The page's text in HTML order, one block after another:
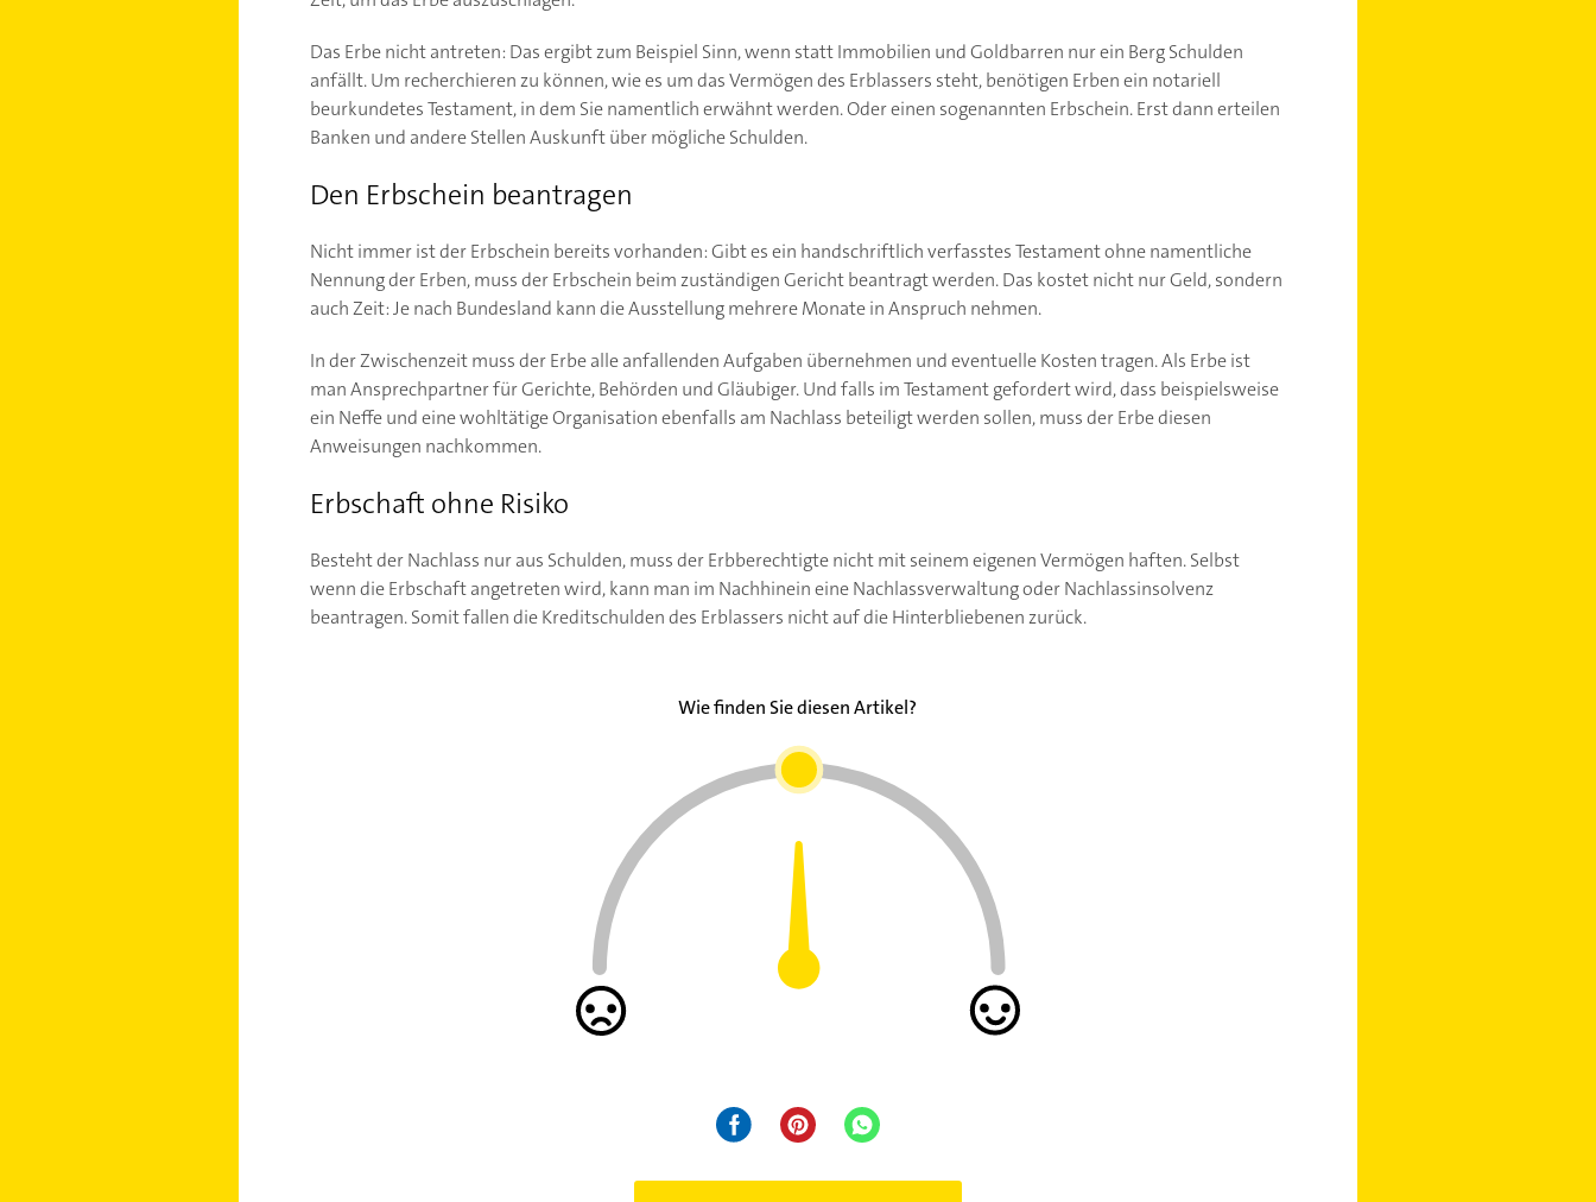
Das Erbe nicht antreten: Das ergibt zum Beispiel Sinn, wenn statt Immobilien und Goldbarren nur ein Berg Schulden
anfällt. Um recherchieren zu können, wie es um das Vermögen des Erblassers steht, benötigen Erben ein notariell
beurkundetes Testament, in dem Sie namentlich erwähnt werden. Oder einen sogenannten Erbschein. Erst dann erteilen
Banken und andere Stellen Auskunft über mögliche Schulden.
Den Erbschein beantragen
Nicht immer ist der Erbschein bereits vorhanden: Gibt es ein handschriftlich verfasstes Testament ohne namentliche
Nennung der Erben, muss der Erbschein beim zuständigen Gericht beantragt werden. Das kostet nicht nur Geld, sondern
auch Zeit: Je nach Bundesland kann die Ausstellung mehrere Monate in Anspruch nehmen.
In der Zwischenzeit muss der Erbe alle anfallenden Aufgaben übernehmen und eventuelle Kosten tragen. Als Erbe ist
man Ansprechpartner für Gerichte, Behörden und Gläubiger. Und falls im Testament gefordert wird, dass beispielsweise
ein Neffe und eine wohltätige Organisation ebenfalls am Nachlass beteiligt werden sollen, muss der Erbe diesen
Anweisungen nachkommen.
Erbschaft ohne Risiko
Besteht der Nachlass nur aus Schulden, muss der Erbberechtigte nicht mit seinem eigenen Vermögen haften. Selbst
wenn die Erbschaft angetreten wird, kann man im Nachhinein eine Nachlassverwaltung oder Nachlassinsolvenz
beantragen. Somit fallen die Kreditschulden des Erblassers nicht auf die Hinterbliebenen zurück.
Wie finden Sie diesen Artikel?